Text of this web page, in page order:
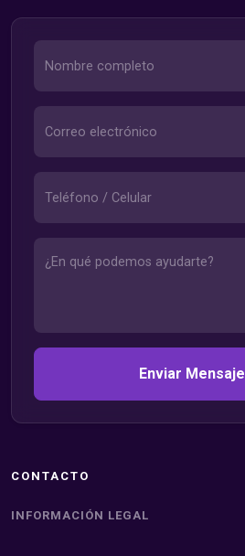
Enviar Mensaje
CONTACTO
INFORMACIÓN LEGAL